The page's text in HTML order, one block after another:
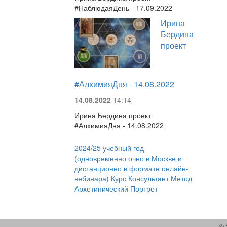
#НаблюдаяДень - 17.09.2022
Ирина
Бердина
проект
#АлхимияДня - 14.08.2022
14.08.2022 14:14
Ирина Бердина проект
#АлхимияДня - 14.08.2022
2024/25 учебный год
(одновременно очно в Москве и
дистанционно в формате онлайн-
вебинара) Курс Консультант Метод
Архетипический Портрет